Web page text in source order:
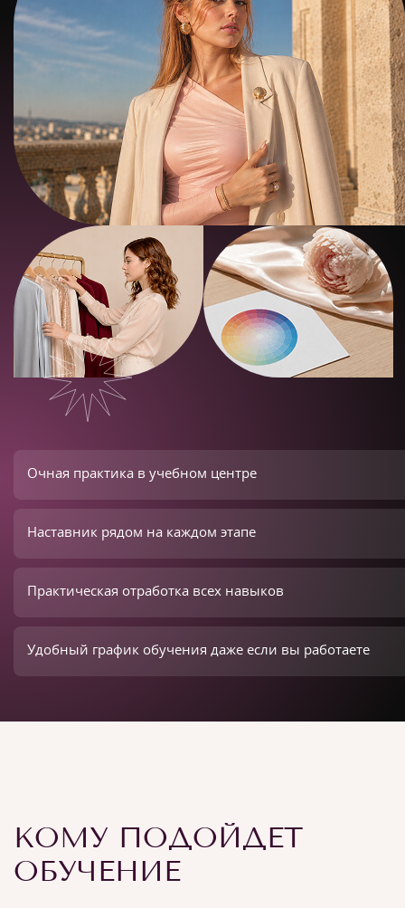
Очная практика в учебном центре
Наставник рядом на каждом этапе
Практическая отработка всех навыков
Удобный график обучения даже если вы работаете
КОМУ ПОДОЙДЕТ
ОБУЧЕНИЕ